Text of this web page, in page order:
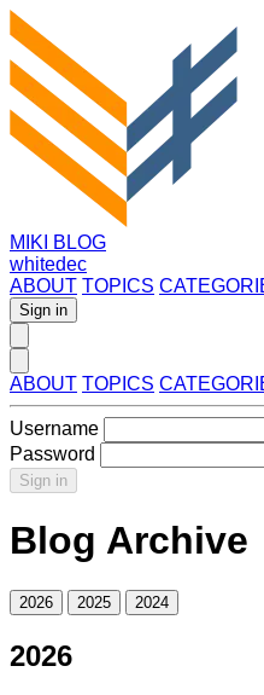
MIKI BLOG
whitedec
ABOUT TOPICS
Sign in
ABOUT TOPICS
Username
Password
Sign in
Blog Archive
2026 2025 2024
2026